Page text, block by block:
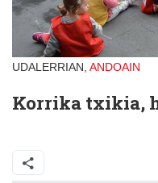
UDALERRIAN, ANDOAIN
Korrika txikia,